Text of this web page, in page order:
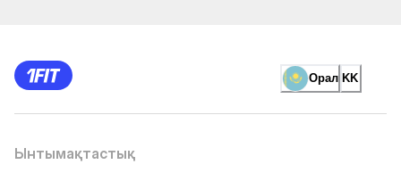
Орал KK
Ынтымақтастық